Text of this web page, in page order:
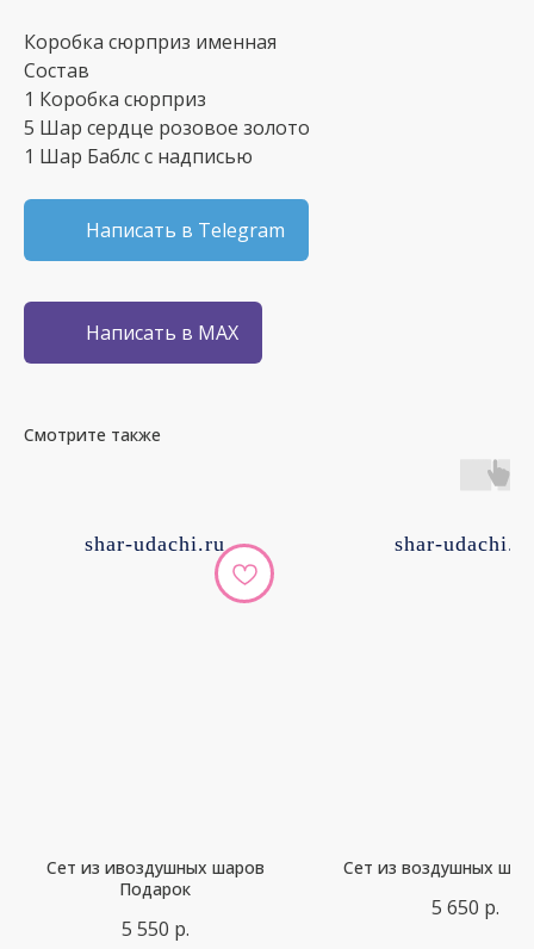
Коробка сюрприз именная
Состав
1 Коробка сюрприз
5 Шар сердце розовое золото
1 Шар Баблс с надписью
Написать в Telegram
Написать в MAX
Смотрите также
shar-udachi.ru
Сет из ивоздушных шаров
Подарок
5 550 р.
shar-udachi.ru
Сет из воздушных
5 650 р.